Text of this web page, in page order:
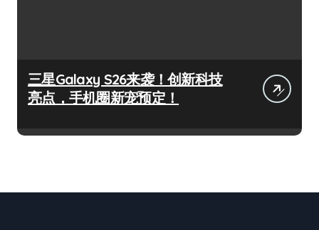
三星Galaxy S26来袭！创新科技
亮点，手机圈新宠预定！